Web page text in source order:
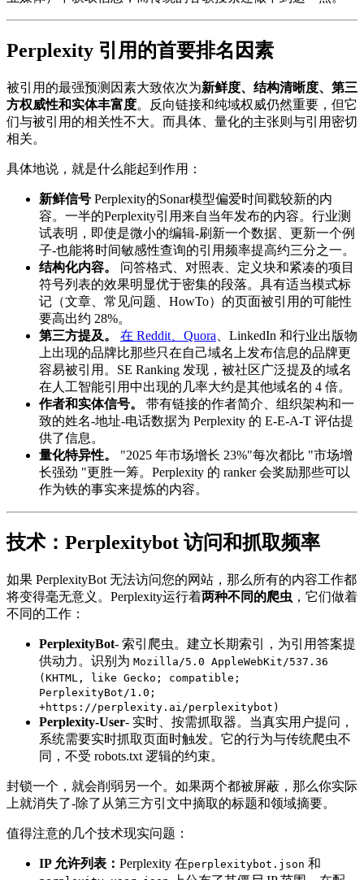
Perplexity 引用的首要排名因素
被引用的最强预测因素大致依次为新鲜度、结构清晰度、第三
方权威性和实体丰富度。反向链接和纯域权威仍然重要，但它
们与被引用的相关性不大。而具体、量化的主张则与引用密切
相关。
具体地说，就是什么能起到作用：
新鲜信号 Perplexity的Sonar模型偏爱时间戳较新的内
容。一半的Perplexity引用来自当年发布的内容。行业测
试表明，即使是微小的编辑-刷新一个数据、更新一个例
子-也能将时间敏感性查询的引用频率提高约三分之一。
结构化内容。
问答格式、对照表、定义块和紧凑的项目
符号列表的效果明显优于密集的段落。具有适当模式标
记（文章、常见问题、HowTo）的页面被引用的可能性
要高出约 28%。
第三方提及。
在 Reddit、Quora 、LinkedIn 和行业出版物
上出现的品牌比那些只在自己域名上发布信息的品牌更
容易被引用。SE Ranking 发现，被社区广泛提及的域名
在人工智能引用中出现的几率大约是其他域名的 4 倍。
作者和实体信号。
带有链接的作者简介、组织架构和一
致的姓名-地址-电话数据为 Perplexity 的 E-E-A-T 评估提
供了信息。
量化特异性。
"2025 年市场增长 23%"每次都比 "市场增
长强劲 "更胜一筹。Perplexity 的 ranker 会奖励那些可以
作为铁的事实来提炼的内容。
技术：Perplexitybot 访问和抓取频率
如果 PerplexityBot 无法访问您的网站，那么所有的内容工作都
将变得毫无意义。Perplexity运行着两种不同的爬虫 ，它们做着
不同的工作：
PerplexityBot- 索引爬虫。建立长期索引，为引用答案提
供动力。识别为 Mozilla/5.0 AppleWebKit/537.36
(KHTML, like Gecko; compatible;
PerplexityBot/1.0;
+https://perplexity.ai/perplexitybot)
Perplexity-User- 实时、按需抓取器。当真实用户提问，
系统需要实时抓取页面时触发。它的行为与传统爬虫不
同，不受 robots.txt 逻辑的约束。
封锁一个，就会削弱另一个。如果两个都被屏蔽，那么你实际
上就消失了-除了从第三方引文中摘取的标题和领域摘要。
值得注意的几个技术现实问题：
IP 允许列表： Perplexity 在perplexitybot.json 和